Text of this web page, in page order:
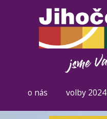
o nás volby 2024